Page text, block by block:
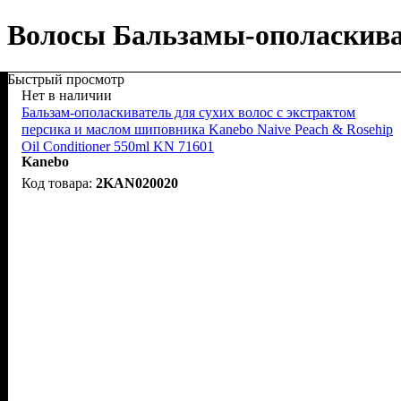
Волосы Бальзамы-
Быстрый просмотр
Нет в наличии
Бальзам-ополаскиватель для сухих волос с экстрактом
персика и маслом шиповника Kanebo Naive Peach & Rosehip
Oil Conditioner 550ml KN 71601
Kanebo
2KAN020020